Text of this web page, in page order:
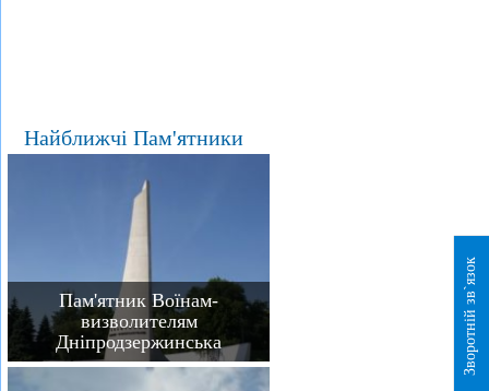
Найближчі Пам'ятники
Пам'ятник Воїнам-
визволителям
Дніпродзержинська
Зворотній зв`язок